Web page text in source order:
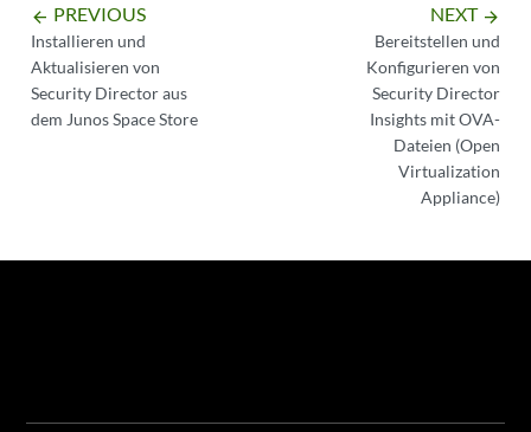
arrow_backward PREVIOUS
Installieren und
Aktualisieren von
Security Director aus
dem Junos Space Store
NEXT arrow_forward
Bereitstellen und
Konfigurieren von
Security Director
Insights mit OVA-
Dateien (Open
Virtualization
Appliance)